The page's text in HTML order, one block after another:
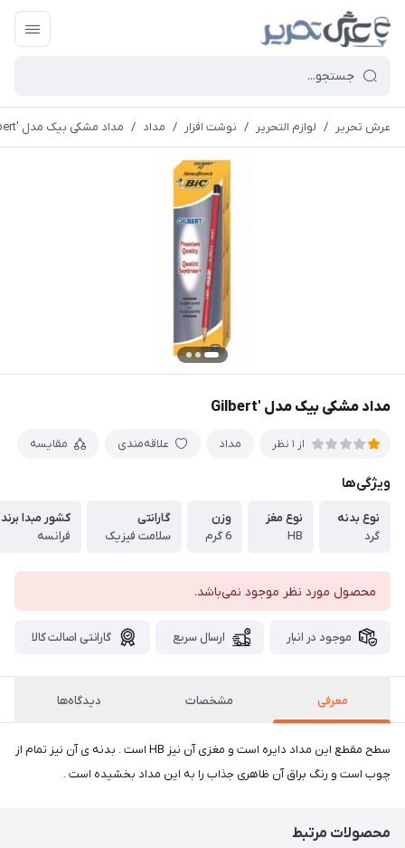
عرش تحریر / لوازم التحریر / نوشت افزار / مداد / مداد مشکی بیک مدل 'Gilbert
مداد مشکی بیک مدل 'Gilbert
از 1 نظر مداد علاقه‌مندی مقایسه
ویژگی‌ها
نوع بدنه
گرد
نوع مغز
HB
وزن
6 گرم
گارانتی
سلامت فیزیک
کشور مبدا برند
فرانسه
محصول مورد نظر موجود نمی‌باشد.
موجود در انبار ارسال سریع گارانتی اصالت کالا
معرفی مشخصات دیدگاه‌ها
سطح مقطع این مداد دایره است و مغزی آن نیز HB است . بدنه ی آن نیز تمام از
چوب است و رنگ براق آن ظاهری جذاب را به این مداد بخشیده است .
محصولات مرتبط